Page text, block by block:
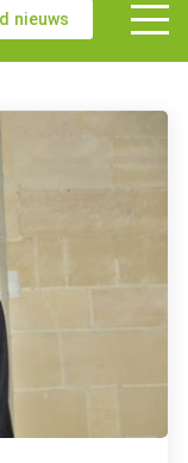
nieuws